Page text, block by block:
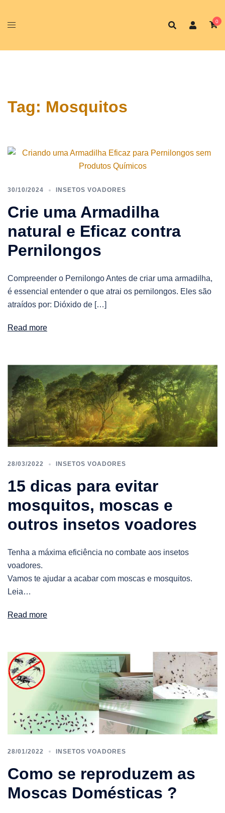
0
Tag: Mosquitos
30/10/2024 INSETOS VOADORES
Crie uma Armadilha
natural e Eficaz contra
Pernilongos
Compreender o Pernilongo Antes de criar uma armadilha,
é essencial entender o que atrai os pernilongos. Eles são
atraídos por: Dióxido de […]
Read more
28/03/2022 INSETOS VOADORES
15 dicas para evitar
mosquitos, moscas e
outros insetos voadores
Tenha a máxima eficiência no combate aos insetos
voadores.
Vamos te ajudar a acabar com moscas e mosquitos.
Leia…
Read more
28/01/2022 INSETOS VOADORES
Como se reproduzem as
Moscas Domésticas ?